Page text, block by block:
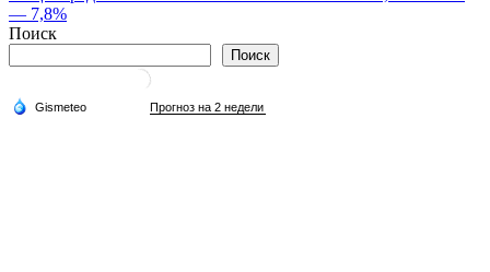
записям
— 7,8%
Поиск
Поиск